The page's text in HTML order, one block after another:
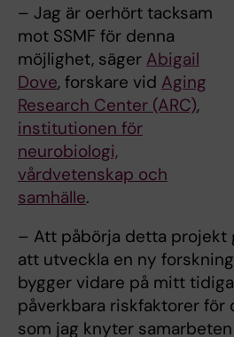
– Jag är oerhört tacksam
mot SSMF för denna
möjlighet, säger Abigail
Dove, forskare vid Aging
Research Center (ARC),
institutionen för
neurobiologi,
vårdvetenskap och
samhälle.
– Att påbörja detta projekt
att utveckla en ny
bygger vidare på mitt
påverkbara riskfaktorer för
som jag knyter